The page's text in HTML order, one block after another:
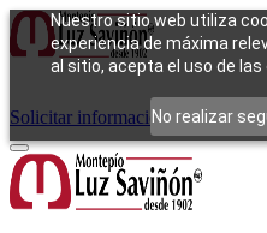
Nuestro sitio web utiliza
experiencia de máxima
al sitio, acepta el uso de las
No realizar
Cómo funcionaTipos de empeño
Solicitar información Iniciar